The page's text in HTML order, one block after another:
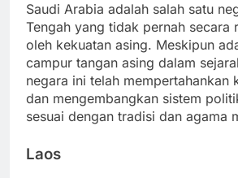
Saudi Arabia adalah salah satu
Tengah yang tidak pernah secara
oleh kekuatan asing. Meskipun
campur tangan asing dalam
negara ini telah mempertahankan
dan mengembangkan sistem
sesuai dengan tradisi dan agama
Laos